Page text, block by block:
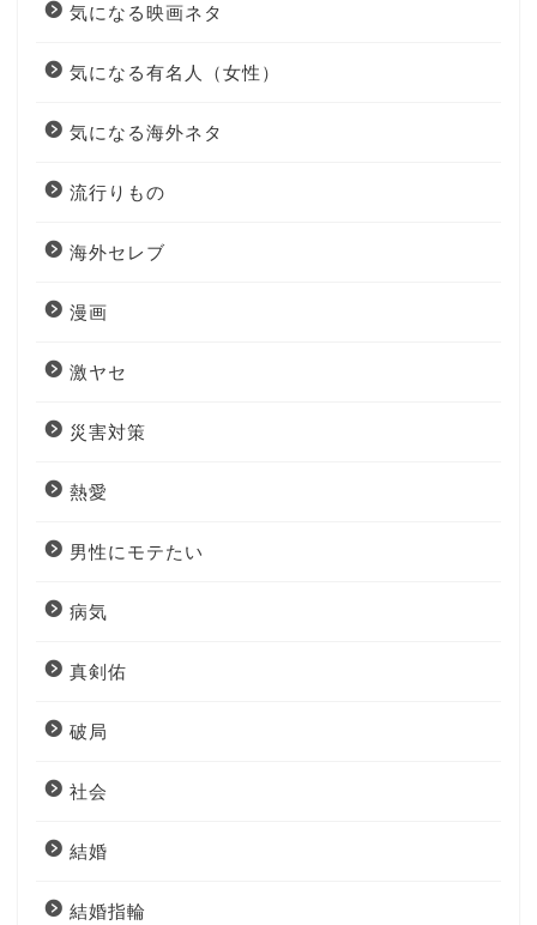
気になる映画ネタ
気になる有名人（女性）
気になる海外ネタ
流行りもの
海外セレブ
漫画
激ヤセ
災害対策
熱愛
男性にモテたい
病気
真剣佑
破局
社会
結婚
結婚指輪